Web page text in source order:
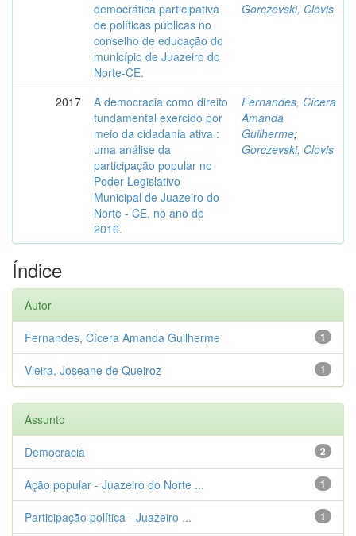
democrática participativa
de políticas públicas no
conselho de educação do
município de Juazeiro do
Norte-CE.
Gorczevski, Clovis
2017
A democracia como direito
fundamental exercido por
meio da cidadania ativa :
uma análise da
participação popular no
Poder Legislativo
Municipal de Juazeiro do
Norte - CE, no ano de
2016.
Fernandes, Cícera
Amanda
Guilherme;
Gorczevski, Clovis
Índice
Autor
1
Fernandes, Cícera Amanda Guilherme
1
Vieira, Joseane de Queiroz
Assunto
2
Democracia
1
Ação popular - Juazeiro do Norte ...
1
Participação política - Juazeiro ...